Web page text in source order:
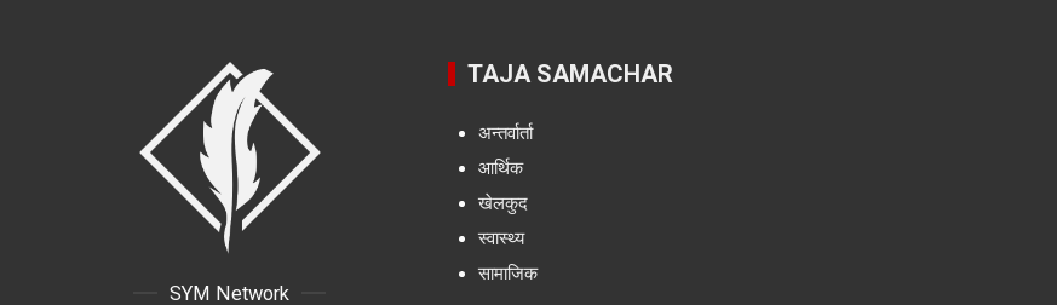
SYM Network
TAJA SAMACHAR
अन्तर्वार्ता
आर्थिक
खेलकुद
स्वास्थ्य
सामाजिक